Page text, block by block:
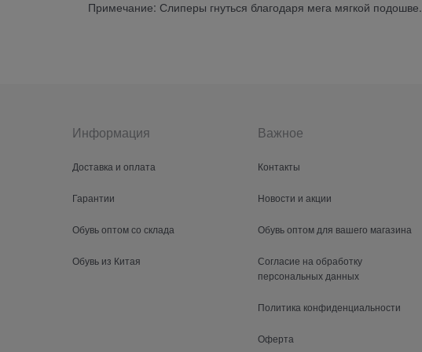
Примечание: Слиперы гнуться благодаря мега мягкой подошве.
Информация
Доставка и оплата
Гарантии
Обувь оптом со склада
Обувь из Китая
Важное
Контакты
Новости и акции
Обувь оптом для вашего магазина
Согласие на обработку
персональных данных
Политика конфиденциальности
Оферта